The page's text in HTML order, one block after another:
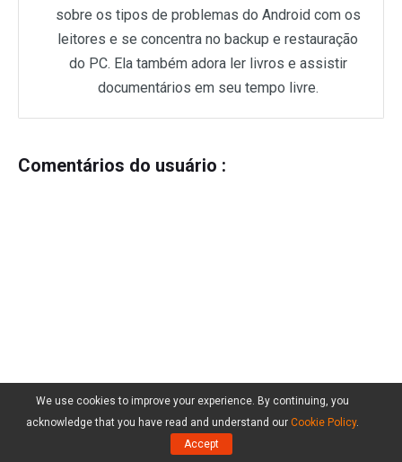
sobre os tipos de problemas do Android com os
leitores e se concentra no backup e restauração
do PC. Ela também adora ler livros e assistir
documentários em seu tempo livre.
Comentários do usuário :
We use cookies to improve your experience. By continuing, you
acknowledge that you have read and understand our Cookie Policy.
Accept